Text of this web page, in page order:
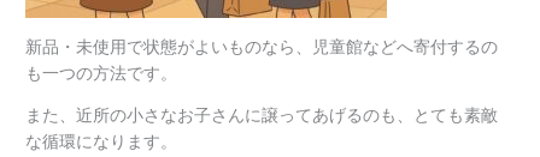
新品・未使用で状態がよいものなら、児童館などへ寄付するの
も一つの方法です。
また、近所の小さなお子さんに譲ってあげるのも、とても素敵
な循環になります。